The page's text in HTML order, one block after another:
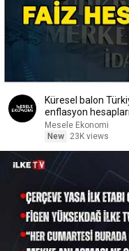
Küresel balon
enflasyon
Mesele Ekonomi
New
23K views